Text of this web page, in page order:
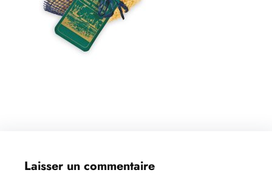
Laisser un commentaire